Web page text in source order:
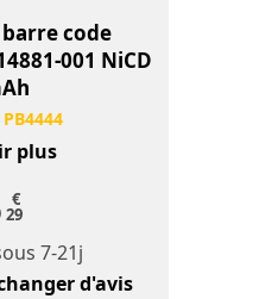
code
001 NiCD
PB4444
plus
€
29
7-21j
d'avis